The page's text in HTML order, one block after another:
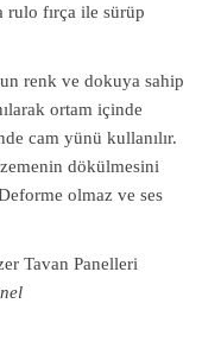
rulo fırça ile sürüp
renk ve dokuya sahip
ortam içinde
cam yünü kullanılır.
dökülmesini
olmaz ve ses
Tavan Panelleri